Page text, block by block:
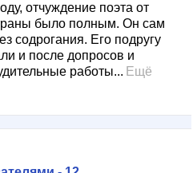
отчуждение поэта от
было полным. Он сам
содрогания. Его подругу
и после допросов и
работы... Ещё